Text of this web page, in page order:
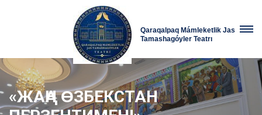
Qaraqalpaq Mámleketlik Jas
Tamashagóyler Teatrı
«ЖАҢА ƟЗБЕКСТАН